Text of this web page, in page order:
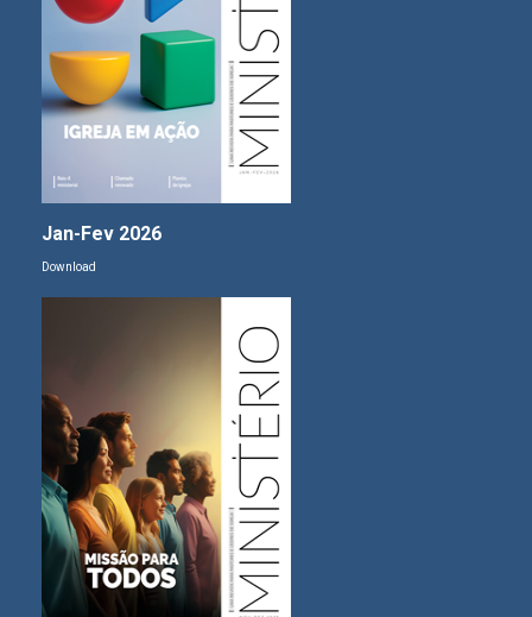
Jan-Fev 2026
Download